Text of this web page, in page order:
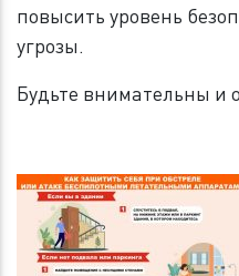
повысить уровень
угрозы.
Будьте внимательны и